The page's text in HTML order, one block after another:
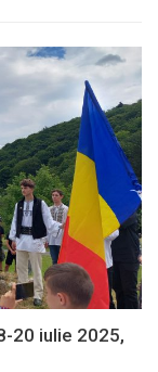
20 iulie 2025,